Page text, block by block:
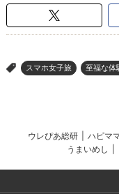
> スマホ女子旅 至福な体
ウレぴあ総研 ハピマ
うまいめし